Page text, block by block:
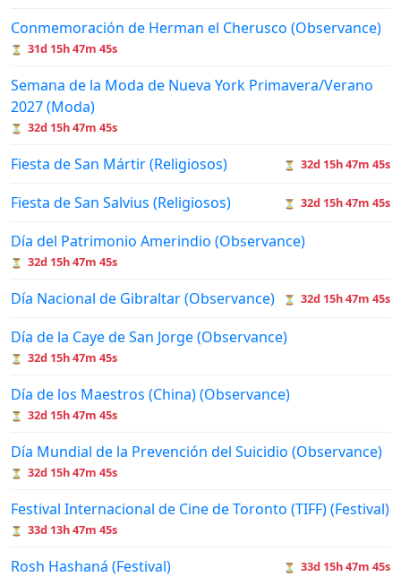
Conmemoración de Herman el Cherusco (Observance)
⏳ 31d 15h 47m 45s
Semana de la Moda de Nueva York Primavera/Verano
2027 (Moda)
⏳ 32d 15h 47m 45s
Fiesta de San Mártir (Religiosos) ⏳ 32d 15h 47m 45s
Fiesta de San Salvius (Religiosos) ⏳ 32d 15h 47m 45s
Día del Patrimonio Amerindio (Observance)
⏳ 32d 15h 47m 45s
Día Nacional de Gibraltar (Observance) ⏳ 32d 15h 47m 45s
Día de la Caye de San Jorge (Observance)
⏳ 32d 15h 47m 45s
Día de los Maestros (China) (Observance)
⏳ 32d 15h 47m 45s
Día Mundial de la Prevención del Suicidio (Observance)
⏳ 32d 15h 47m 45s
Festival Internacional de Cine de Toronto (TIFF) (Festival)
⏳ 33d 13h 47m 45s
Rosh Hashaná (Festival) ⏳ 33d 15h 47m 45s